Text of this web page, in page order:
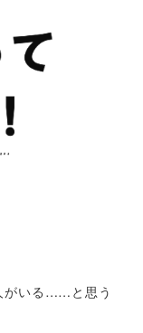
がいる……と思う